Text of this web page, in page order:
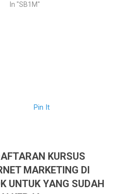
In "SB1M"
Pin It
KURSUS
MARKETING DI
UNTUK YANG SUDAH